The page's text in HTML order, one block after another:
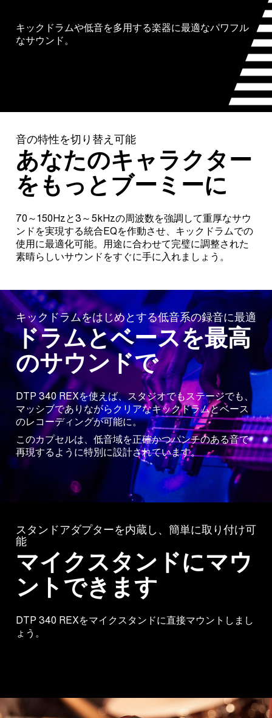
キックドラムや低音を多用する楽器に最適なパワフル
なサウンド。
音の特性を切り替え可能
あなたのキャラクター
をもっとブーミーに
70～150Hzと3～5kHzの周波数を強調して重厚なサウ
ンドを実現する統合EQを作動させ、キックドラムでの
使用に最適化可能。用途に合わせて完璧に調整された
素晴らしいサウンドをすぐに手に入れましょう。
キックドラムをはじめとする低音系の録音に最適
ドラムとベースを最高
のサウンドで
DTP 340 REXを使えば、スタジオでもステージでも、
マッシブでありながらクリアなキックドラムとベース
のレコーディングが可能に。
このカプセルは、低音域を正確かつパンチのある音で
再現するように特別に設計されています。
スタンドアダプターを内蔵し、簡単に取り付け可
能
マイクスタンドにマウ
ントできます
DTP 340 REXをマイクスタンドに直接マウントしまし
ょう。